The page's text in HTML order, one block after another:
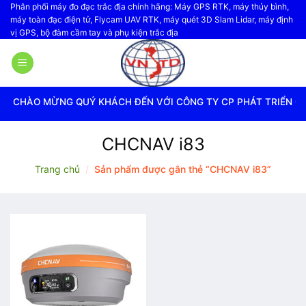
Bỏ
qua
nội
dung
Phân phối máy đo đạc trắc địa chính hãng: Máy GPS RTK, máy thủy bình,
máy toàn đạc điện tử, Flycam UAV RTK, máy quét 3D Slam Lidar, máy định
vị GPS, bộ đàm cầm tay và phụ kiện trắc địa
CHÀO MỪNG QUÝ KHÁCH ĐẾN VỚI CÔNG TY CP PHÁT TRIỂN
CHCNAV i83
Trang chủ / Sản phẩm được gắn thẻ “CHCNAV i83”